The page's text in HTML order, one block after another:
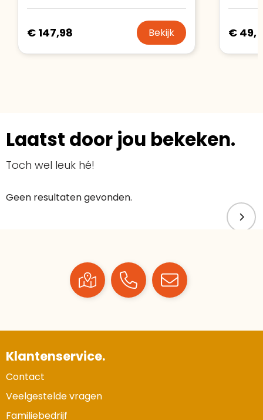
€ 147,98 Bekijk €
Laatst door jou bekeken.
Toch wel leuk hé!
Geen resultaten gevonden.
Klantenservice.
Contact
Veelgestelde vragen
Familiebedrijf